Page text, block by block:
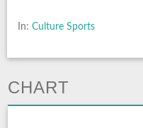
In: Culture Sports
CHART